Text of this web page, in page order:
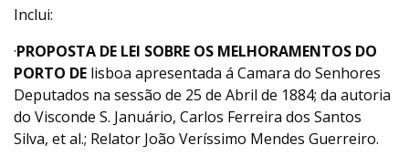
Inclui:
·PROPOSTA DE LEI SOBRE OS MELHORAMENTOS DO
PORTO DE lisboa apresentada á Camara do Senhores
Deputados na sessão de 25 de Abril de 1884; da autoria
do Visconde S. Januário, Carlos Ferreira dos Santos
Silva, et al.; Relator João Veríssimo Mendes Guerreiro.